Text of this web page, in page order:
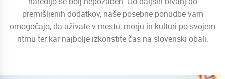
premišljenih dodatkov, naše posebne ponudbe vam
omogočajo, da uživate v mestu, morju in kulturi po svojem
ritmu ter kar najbolje izkoristite čas na slovenski obali.